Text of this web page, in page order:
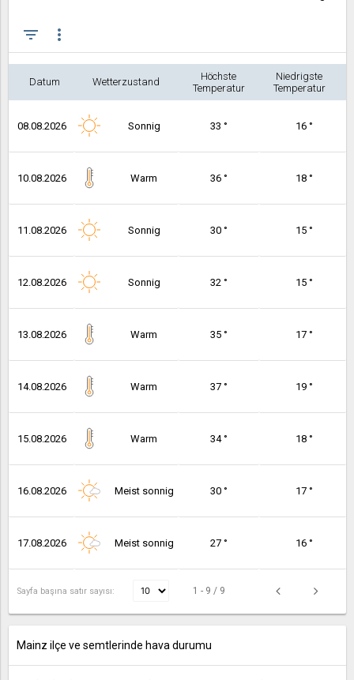
filter_list more_vert
Datum Wetterzustand
Höchste
Temperatur
Niedrigste
Temperatur
08.08.2026 Sonnig 33 ° 16 °
10.08.2026 Warm 36 ° 18 °
11.08.2026 Sonnig 30 ° 15 °
12.08.2026 Sonnig 32 ° 15 °
13.08.2026 Warm 35 ° 17 °
14.08.2026 Warm 37 ° 19 °
15.08.2026 Warm 34 ° 18 °
16.08.2026 Meist sonnig 30 ° 17 °
17.08.2026 Meist sonnig 27 ° 16 °
Sayfa başına satır sayısı: 1 - 9 / 9
Mainz ilçe ve semtlerinde hava durumu